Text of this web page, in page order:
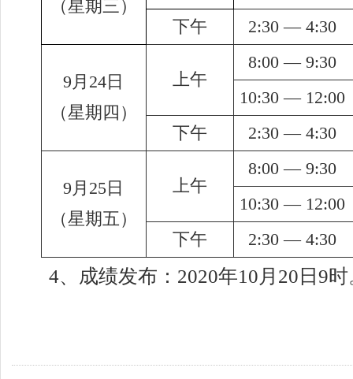
（星期三）
下午
2:30 — 4:30
9 月 24 日
（星期四）
上午
8:00 — 9:30
10:30 — 12:00
下午
2:30 — 4:30
9 月 25 日
（星期五）
上午
8:00 — 9:30
10:30 — 12:00
下午
2:30 — 4:30
4、成绩发布： 2020年10 月 20 日 9